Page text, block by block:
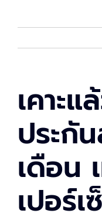
เคาะ
ประกั
เดือน
เปอร์